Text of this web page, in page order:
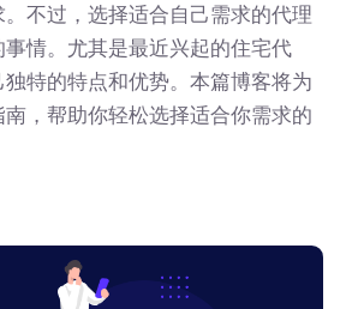
不过，选择适合自己需求的代理
情。尤其是最近兴起的住宅代
特的特点和优势。本篇博客将为
，帮助你轻松选择适合你需求的